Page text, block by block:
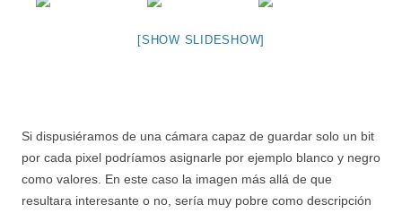
[SHOW SLIDESHOW]
Si dispusiéramos de una cámara capaz de guardar solo un bit
por cada pixel podríamos asignarle por ejemplo blanco y negro
como valores. En este caso la imagen más allá de que
resultara interesante o no, sería muy pobre como descripción